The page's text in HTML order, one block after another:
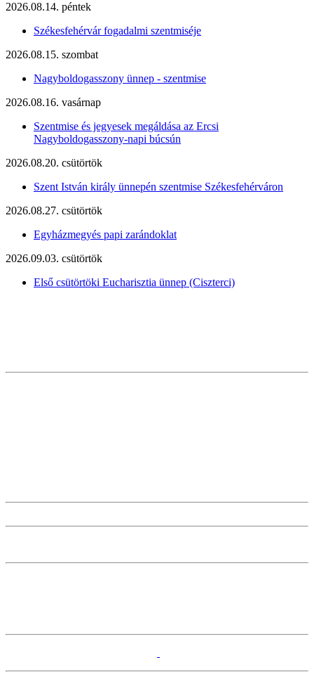
2026.08.14. péntek
Székesfehérvár fogadalmi szentmiséje
2026.08.15. szombat
Nagyboldogasszony ünnep - szentmise
2026.08.16. vasárnap
Szentmise és jegyesek megáldása az Ercsi
Nagyboldogasszony-napi búcsún
2026.08.20. csütörtök
Szent István király ünnepén szentmise Székesfehérváron
2026.08.27. csütörtök
Egyházmegyés papi zarándoklat
2026.09.03. csütörtök
Első csütörtöki Eucharisztia ünnep (Ciszterci)